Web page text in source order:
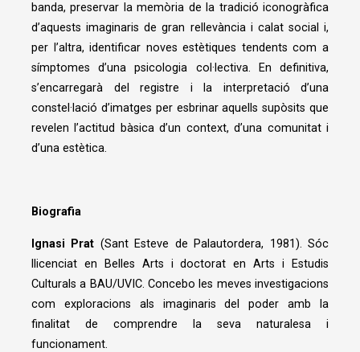
banda, preservar la memòria de la tradició iconogràfica
d’aquests imaginaris de gran rellevància i calat social i,
per l’altra, identificar noves estètiques tendents com a
símptomes d’una psicologia col·lectiva. En definitiva,
s’encarregarà del registre i la interpretació d’una
constel·lació d’imatges per esbrinar aquells supòsits que
revelen l’actitud bàsica d’un context, d’una comunitat i
d’una estètica.
Biografia
Ignasi Prat (Sant Esteve de Palautordera, 1981). Sóc
llicenciat en Belles Arts i doctorat en Arts i Estudis
Culturals a BAU/UVIC. Concebo les meves investigacions
com exploracions als imaginaris del poder amb la
finalitat de comprendre la seva naturalesa i
funcionament.